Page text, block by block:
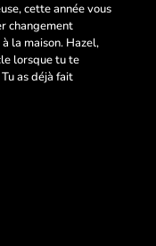
cette année vous
changement
la maison. Hazel,
lorsque tu te
as déjà fait